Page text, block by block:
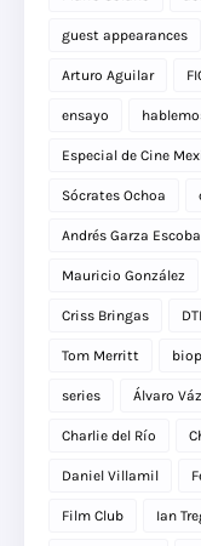
guest appearances
Arturo Aguilar
ensayo
Especial de Cine
Sócrates Ochoa
Andrés Garza
Mauricio González
Criss Bringas
Tom Merritt
series Álvaro
Charlie del Río
Daniel Villamil
Film Club Ian